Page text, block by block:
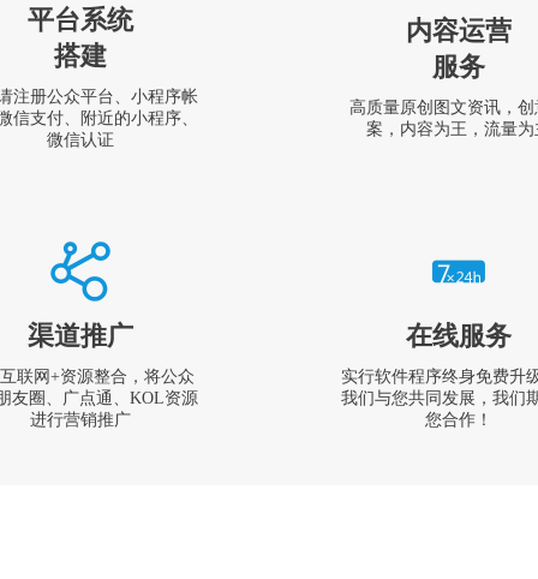
平台系统
搭建
注册公众平台、小程序帐
信支付、附近的小程序、
微信认证
内容运营
服务
高质量原创图文资讯，创
案，内容为王，流量为
渠道推广
联网+资源整合，将公众
友圈、广点通、KOL资源
进行营销推广
在线服务
实行软件程序终身免费升
我们与您共同发展，我们
您合作！